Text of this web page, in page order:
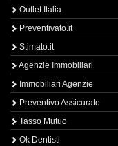
Outlet Italia
Preventivato.it
Stimato.it
Agenzie Immobiliari
Immobiliari Agenzie
Preventivo Assicurato
Tasso Mutuo
Ok Dentisti